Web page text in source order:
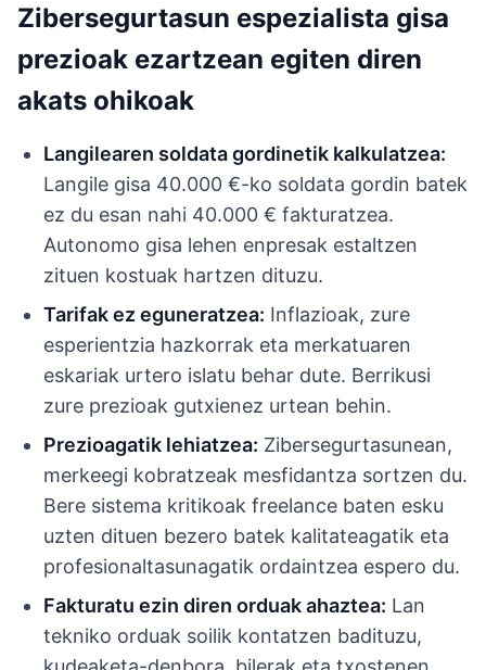
Zibersegurtasun espezialista gisa
prezioak ezartzean egiten diren
akats ohikoak
Langilearen soldata gordinetik kalkulatzea:
Langile gisa 40.000 €-ko soldata gordin batek
ez du esan nahi 40.000 € fakturatzea.
Autonomo gisa lehen enpresak estaltzen
zituen kostuak hartzen dituzu.
Tarifak ez eguneratzea: Inflazioak, zure
esperientzia hazkorrak eta merkatuaren
eskariak urtero islatu behar dute. Berrikusi
zure prezioak gutxienez urtean behin.
Prezioagatik lehiatzea: Zibersegurtasunean,
merkeegi kobratzeak mesfidantza sortzen du.
Bere sistema kritikoak freelance baten esku
uzten dituen bezero batek kalitateagatik eta
profesionaltasunagatik ordaintzea espero du.
Fakturatu ezin diren orduak ahaztea: Lan
tekniko orduak soilik kontatzen badituzu,